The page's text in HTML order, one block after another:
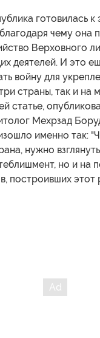
готовилась к
чему она
Верховного
деятелей. И это
войну для
страны, так и
статье,
Мехрзад
именно так:
нужно
но и на
построивших этот